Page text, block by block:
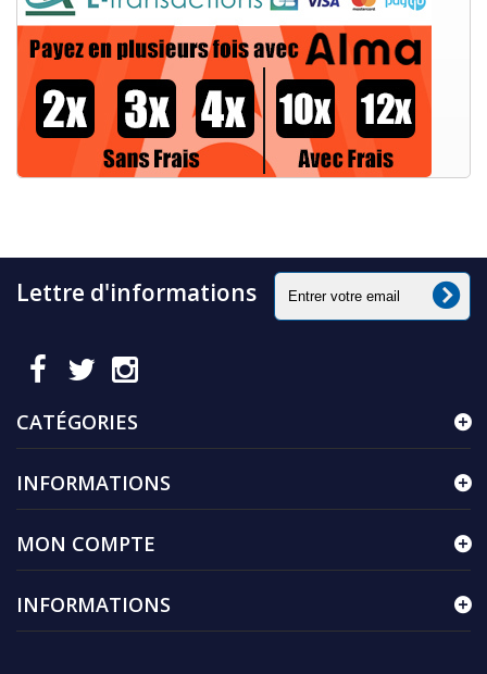
Lettre d'informations
CATÉGORIES
INFORMATIONS
MON COMPTE
INFORMATIONS